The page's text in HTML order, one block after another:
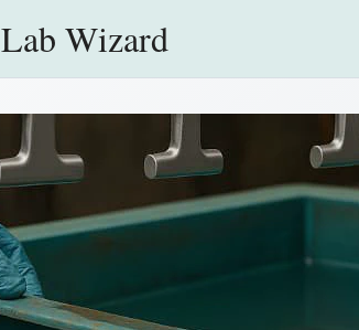
Lab Wizard